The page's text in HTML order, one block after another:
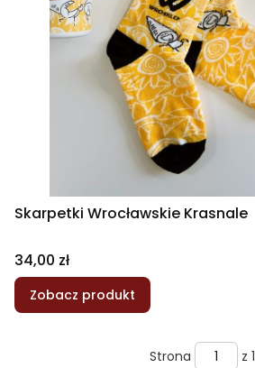
Skarpetki Wrocławskie Krasnale
Cena
34,00 zł
Zobacz produkt
Strona z 1